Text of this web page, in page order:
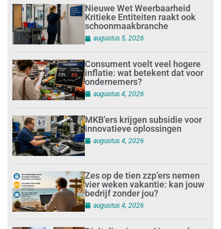
Nieuwe Wet Weerbaarheid
Kritieke Entiteiten raakt ook
schoonmaakbranche
augustus 5, 2026
Consument voelt veel hogere
inflatie: wat betekent dat voor
ondernemers?
augustus 4, 2026
MKB’ers krijgen subsidie voor
innovatieve oplossingen
augustus 4, 2026
Zes op de tien zzp’ers nemen
vier weken vakantie: kan jouw
bedrijf zonder jou?
augustus 4, 2026